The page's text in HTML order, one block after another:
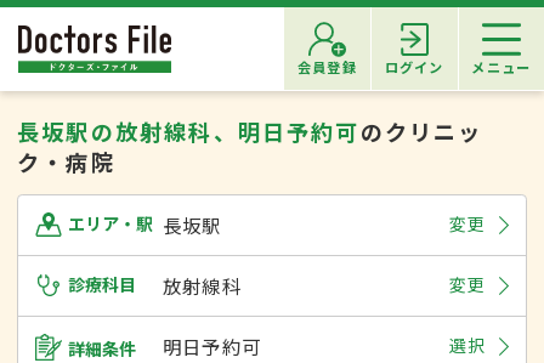
会員登録 ログイン メニュー
長坂駅の放射線科、明日予約可のクリニッ
ク・病院
エリア・駅 長坂駅 変更
診療科目 放射線科 変更
詳細条件 明日予約可 選択